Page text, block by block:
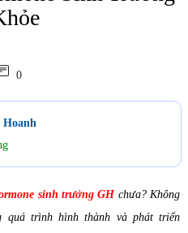
0
Hoanh
sinh trưởng GHchưa? Không
quá trình hình thành và phát triển